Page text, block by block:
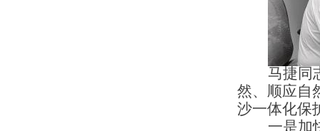
马捷同
然、顺应自
沙一体化保
一是加